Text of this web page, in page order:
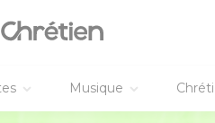
Musique
la mort à cause de Jésus, afin
» Nous aussi, dans le même